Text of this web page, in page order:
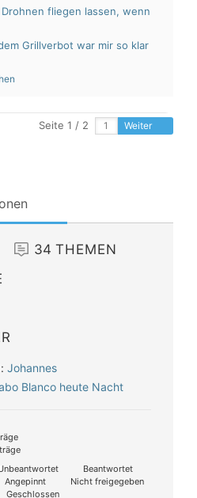
fliegen lassen, wenn
Grillverbot war mir so klar
Seite 1 / 2 Weiter
34 THEMEN
Johannes
Blanco heute Nacht
Beantwortet
Angepinnt
Nicht freigegeben
Geschlossen